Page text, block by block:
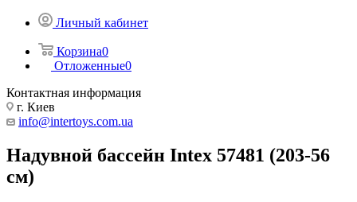
Личный кабинет
Корзина0
Отложенные0
Контактная информация
г. Киев
info@intertoys.com.ua
Надувной бассейн Intex 57481 (203-56
см)